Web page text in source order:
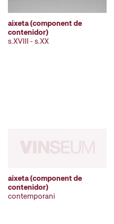
aixeta (component de
contenidor)
s.XVIII - s.XX
aixeta (component de
contenidor)
contemporani